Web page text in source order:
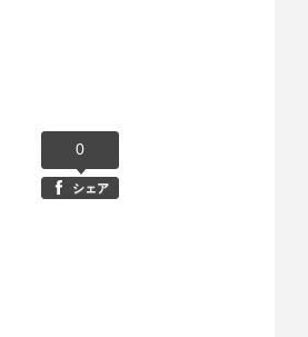
0
シェア